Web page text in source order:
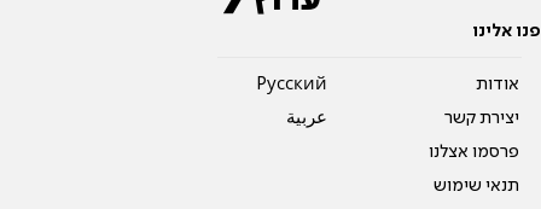
פנו אלינו
אודות
יצירת קשר
פרסמו אצלנו
תנאי שימוש
Pусский
عربية